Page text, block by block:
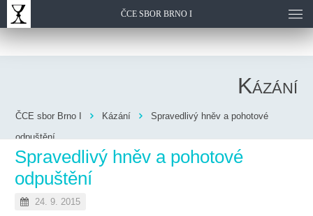
ČCE SBOR BRNO I
Kázání
ČCE sbor Brno I Kázání
Spravedlivý hněv a pohotové
odpuštění
Spravedlivý hněv a pohotové
odpuštění
24. 9. 2015